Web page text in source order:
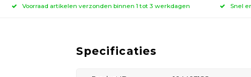
Voorraad artikelen verzonden binnen 1 tot 3 werkdagen Snel
Specificaties